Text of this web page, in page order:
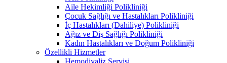
Aile Hekimliği Polikliniği
Çocuk Sağlığı ve Hastalıkları Polikliniği
İç Hastalıkları (Dahiliye) Polikliniği
Ağız ve Diş Sağlığı Polikliniği
Kadın Hastalıkları ve Doğum Polikliniği
Özellikli Hizmetler
Hemodiyaliz Servisi